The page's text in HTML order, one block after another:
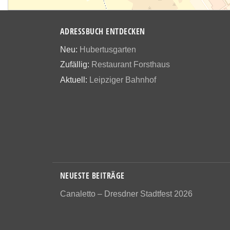
ADRESSBUCH ENTDECKEN
Neu: Hubertusgarten
Zufällig: Restaurant Forsthaus
Aktuell: Leipziger Bahnhof
NEUESTE BEITRÄGE
Canaletto – Dresdner Stadtfest 2026